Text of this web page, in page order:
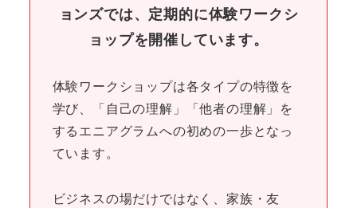
ョンズでは、定期的に体験ワークシ
ョップを開催しています。
体験ワークショップは各タイプの特徴を
学び、「自己の理解」「他者の理解」を
するエニアグラムへの初めの一歩となっ
ています。
ビジネスの場だけではなく、家族・友